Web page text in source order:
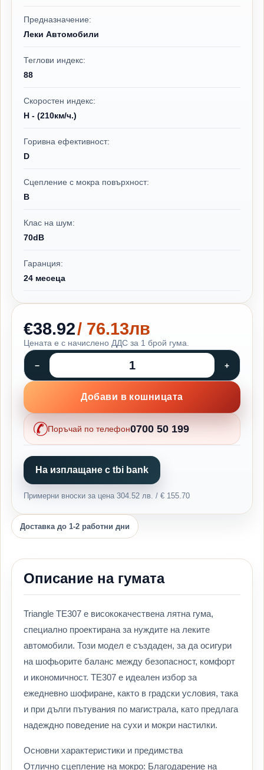
Предназначение:
Леки Автомобили
Теглови индекс:
88
Скоростен индекс:
H - (210км/ч.)
Горивна ефективност:
D
Сцепление с мокра повърхност:
B
Клас на шум:
70dB
Гаранция:
24 месеца
€38.92/ 76.13лв
Цената е с начислено ДДС за 1 брой гума.
Добави в кошницата
Поръчай по телефон0700 50 199
На изплащане с tbi bank
Примерни вноски за цена 304.52 лв. / € 155.70
Доставка до 1-2 работни дни
Описание на гумата
Triangle TE307 е висококачествена лятна гума,
специално проектирана за нуждите на леките
автомобили. Този модел е създаден, за да осигури
на шофьорите баланс между безопасност, комфорт
и икономичност. TE307 е идеален избор за
ежедневно шофиране, както в градски условия, така
и при дълги пътувания по магистрала, като предлага
надеждно поведение на сухи и мокри настилки.
Основни характеристики и предимства
Отлично сцепление на мокро: Благодарение на